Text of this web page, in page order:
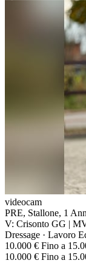
videocam
PRE, Stallone, 1
V: Crisonto GG |
Dressage · Lavoro
10.000 € Fino a
10.000 € Fino a